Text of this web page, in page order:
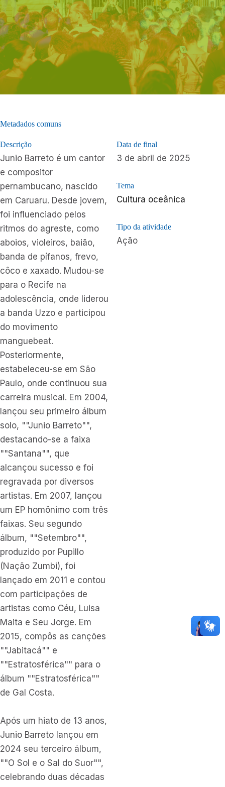
Metadados comuns
Descrição
Junio Barreto é um cantor
e compositor
pernambucano, nascido
em Caruaru. Desde jovem,
foi influenciado pelos
ritmos do agreste, como
aboios, violeiros, baião,
banda de pífanos, frevo,
côco e xaxado. Mudou-se
para o Recife na
adolescência, onde liderou
a banda Uzzo e participou
do movimento
manguebeat.
Posteriormente,
estabeleceu-se em São
Paulo, onde continuou sua
carreira musical. Em 2004,
lançou seu primeiro álbum
solo, ""Junio Barreto"",
destacando-se a faixa
""Santana"", que
alcançou sucesso e foi
regravada por diversos
artistas. Em 2007, lançou
um EP homônimo com três
faixas. Seu segundo
álbum, ""Setembro"",
produzido por Pupillo
(Nação Zumbi), foi
lançado em 2011 e contou
com participações de
artistas como Céu, Luisa
Maita e Seu Jorge. Em
2015, compôs as canções
""Jabitacá"" e
""Estratosférica"" para o
álbum ""Estratosférica""
de Gal Costa.
Após um hiato de 13 anos,
Junio Barreto lançou em
2024 seu terceiro álbum,
""O Sol e o Sal do Suor"",
celebrando duas décadas
Data de final
3 de abril de 2025
Tema
Cultura oceânica
Tipo da atividade
Ação